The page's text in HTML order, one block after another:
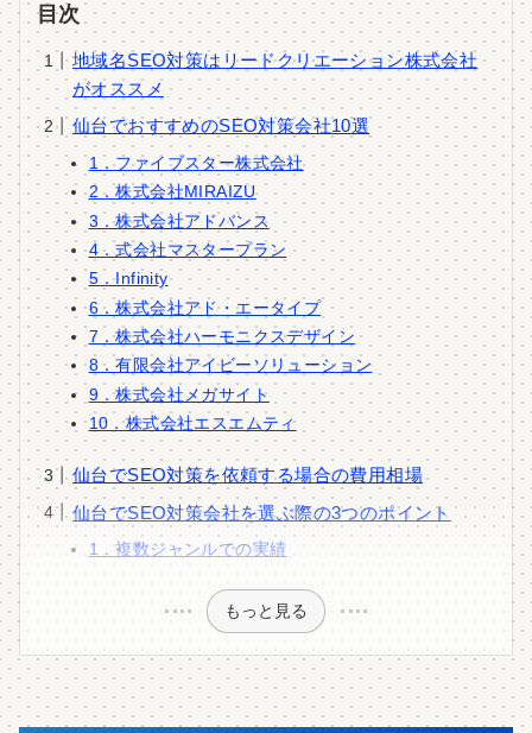
目次
地域名SEO対策はリードクリエーション株式会社
がオススメ
仙台でおすすめのSEO対策会社10選
1．ファイブスター株式会社
2．株式会社MIRAIZU
3．株式会社アドバンス
4．式会社マスタープラン
5．Infinity
6．株式会社アド・エータイプ
7．株式会社ハーモニクスデザイン
8．有限会社アイビーソリューション
9．株式会社メガサイト
10．株式会社エスエムティ
仙台でSEO対策を依頼する場合の費用相場
仙台でSEO対策会社を選ぶ際の3つのポイント
1．複数ジャンルでの実績
もっと見る